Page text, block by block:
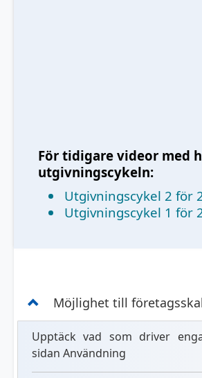
För tidigare videor med
utgivningscykeln:
Utgivningscykel 2 för
Utgivningscykel 1 för
Möjlighet till
Upptäck vad som driver
sidan Användning